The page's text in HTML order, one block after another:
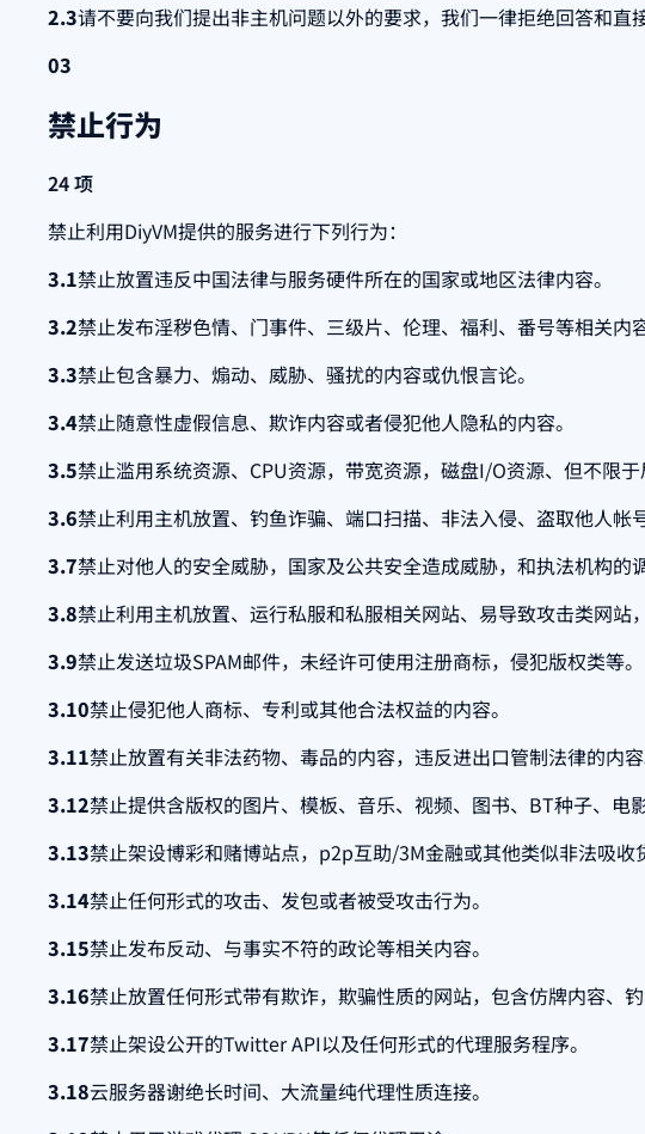
2.3请不要向我们提出非主机问题以外的要求，我们一律拒绝回答和直
03
禁止行为
24 项
禁止利用DiyVM提供的服务进行下列行为：
3.1禁止放置违反中国法律与服务硬件所在的国家或地区法律内容。
3.2禁止发布淫秽色情、门事件、三级片、伦理、福利、番号等相关内容
3.3禁止包含暴力、煽动、威胁、骚扰的内容或仇恨言论。
3.4禁止随意性虚假信息、欺诈内容或者侵犯他人隐私的内容。
3.5禁止滥用系统资源、CPU资源，带宽资源，磁盘I/O资源、但不限于
3.6禁止利用主机放置、钓鱼诈骗、端口扫描、非法入侵、盗取他人帐
3.7禁止对他人的安全威胁，国家及公共安全造成威胁，和执法机构的
3.8禁止利用主机放置、运行私服和私服相关网站、易导致攻击类网站
3.9禁止发送垃圾SPAM邮件，未经许可使用注册商标，侵犯版权类等。
3.10禁止侵犯他人商标、专利或其他合法权益的内容。
3.11禁止放置有关非法药物、毒品的内容，违反进出口管制法律的内容
3.12禁止提供含版权的图片、模板、音乐、视频、图书、BT种子、电
3.13禁止架设博彩和赌博站点，p2p互助/3M金融或其他类似非法吸收
3.14禁止任何形式的攻击、发包或者被受攻击行为。
3.15禁止发布反动、与事实不符的政论等相关内容。
3.16禁止放置任何形式带有欺诈，欺骗性质的网站，包含仿牌内容、钓
3.17禁止架设公开的Twitter API以及任何形式的代理服务程序。
3.18云服务器谢绝长时间、大流量纯代理性质连接。